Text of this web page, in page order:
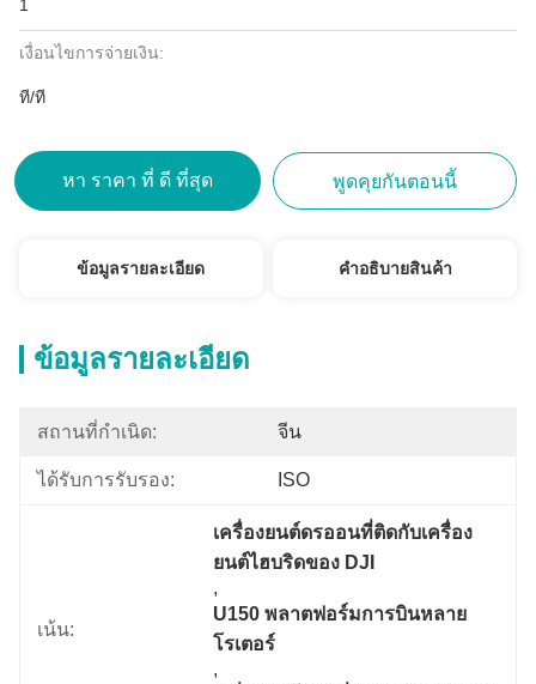
1
เงื่อนไขการจ่ายเงิน:
ที/ที
หา ราคา ที่ ดี ที่สุด พูดคุยกันตอนนี้
ข้อมูลรายละเอียด คําอธิบายสินค้า
ข้อมูลรายละเอียด
สถานที่กำเนิด: จีน
ได้รับการรับรอง: ISO
เน้น:
เครื่องยนต์ดรออนที่ติดกับเครื่อง
ยนต์ไฮบริดของ DJI
,
U150 พลาตฟอร์มการบินหลาย
โรเตอร์
,